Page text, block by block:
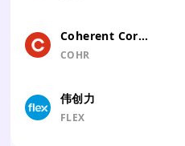
Coherent Corp.
COHR
伟创力
FLEX